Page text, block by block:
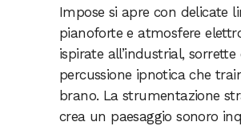
Impose si apre con delicate
pianoforte e atmosfere
ispirate all’industrial,
percussione ipnotica che
brano. La strumentazione
crea un paesaggio sonoro